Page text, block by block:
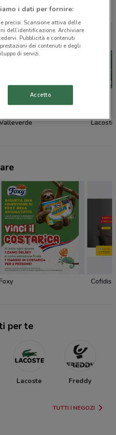
Lacoste
Cofidis
per te
Lacoste Freddy
TUTTI I NEGOZI
i dati per fornire:
precisi. Scansione attiva delle
dell’identificazione. Archiviare
Pubblicità e contenuti
dei contenuti e degli
di servizi.
Accetto